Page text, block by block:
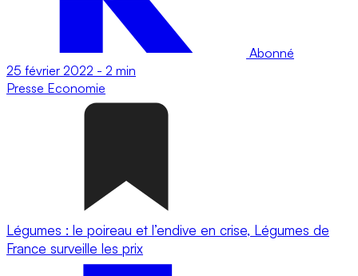
Abonné
25 février 2022 - 2 min
Presse Economie
Légumes : le poireau et l’endive en crise, Légumes de
France surveille les prix